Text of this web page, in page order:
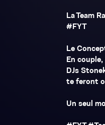
La Team
#FYT
Le
En
DJs
te feront
Un seul